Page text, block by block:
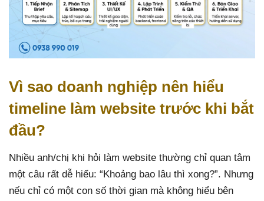
Vì sao doanh nghiệp nên hiểu
timeline làm website trước khi bắt
đầu?
Nhiều anh/chị khi hỏi làm website thường chỉ quan tâm
một câu rất dễ hiểu: “Khoảng bao lâu thì xong?”. Nhưng
nếu chỉ có một con số thời gian mà không hiểu bên